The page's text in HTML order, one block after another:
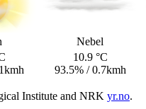
Nebel
10.9 °C
93.5% /0.7kmh
Institute and NRK yr.no.